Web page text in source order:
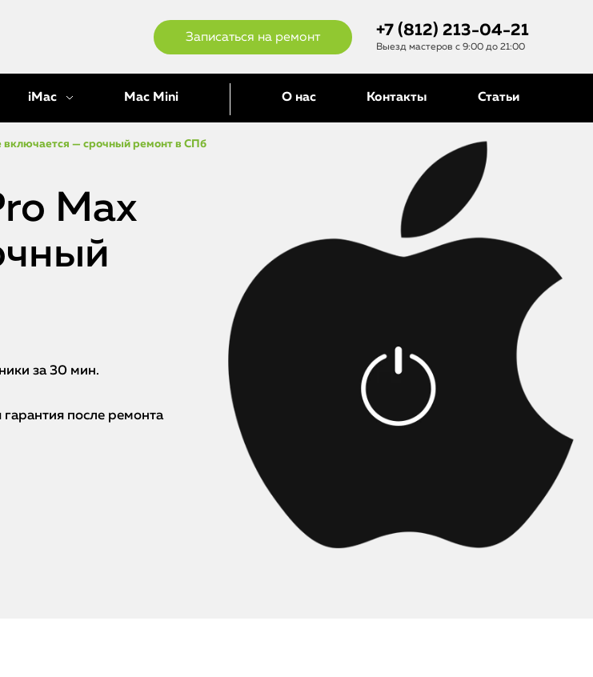
Записаться на ремонт +7 (812) 213-04-21
Выезд мастеров с 9:00 до 21:00
iMac Mac Mini О нас Контакты Статьи
включается — срочный ремонт в СПб
Max
за 30 мин.
гарантия после ремонта